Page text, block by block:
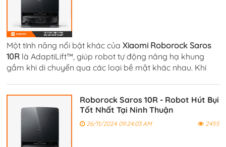
Một tính năng nổi bật khác củaXiaomi Roborock Saros
10R là AdaptiLift™, giúp robot tự động nâng hạ khung
gầm khi di chuyển qua các loại bề mặt khác nhau. Khi
Roborock Saros 10R - Robot Hút Bụi
Tốt Nhất Tại Ninh Thuận
26/11/2024 09:24:03 AM 2455